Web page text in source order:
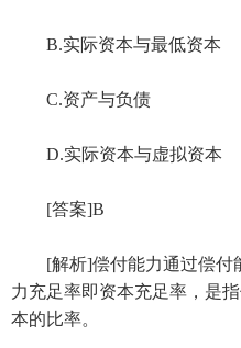
B.实际资本与最低资本
C.资产与负债
D.实际资本与虚拟资本
[答案]B
[解析]偿付能力通过偿付
力充足率即资本充足率，是
本的比率。